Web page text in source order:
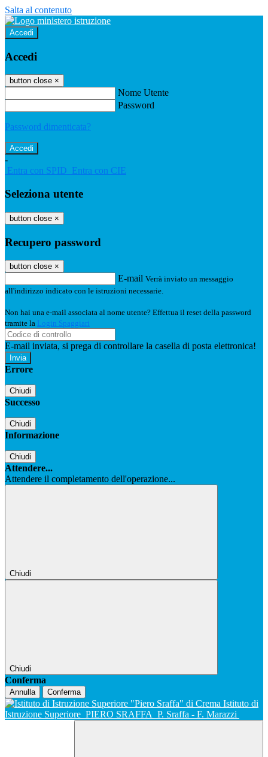
Salta al contenuto
Accedi
Accedi
button close ×
Nome Utente
Password
Password dimenticata?
-
Entra con SPID Entra con CIE
Seleziona utente
button close ×
Recupero password
button close ×
E-mail Verrà inviato un messaggio
all'indirizzo indicato con le istruzioni necessarie.
Non hai una e-mail associata al nome utente? Effettua il reset della password
tramite la Login Spaggiari
E-mail inviata, si prega di controllare la casella di posta elettronica!
Errore
Chiudi
Successo
Chiudi
Informazione
Chiudi
Attendere...
Attendere il completamento dell'operazione...
Chiudi
Chiudi
Conferma
Annulla Conferma
Istituto di
Istruzione Superiore PIERO SRAFFA P. Sraffa - F. Marazzi